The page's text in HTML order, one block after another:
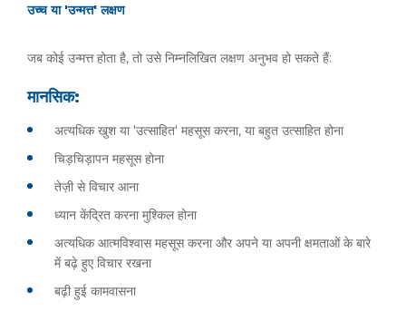
उच्च या 'उन्मत्त' लक्षण
जब कोई उन्मत्त होता है, तो उसे निम्नलिखित लक्षण अनुभव हो सकते हैं:
मानसिक:
अत्यधिक खुश या 'उत्साहित' महसूस करना, या बहुत उत्साहित होना
चिड़चिड़ापन महसूस होना
तेज़ी से विचार आना
ध्यान केंद्रित करना मुश्किल होना
अत्यधिक आत्मविश्वास महसूस करना और अपने या अपनी क्षमताओं के बारे
में बढ़े हुए विचार रखना
बढ़ी हुई कामवासना